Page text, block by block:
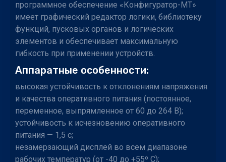
программное обеспечение «Конфигуратор-МТ»
имеет графический редактор логики, библиотеку
функций, пусковых органов и логических
элементов и обеспечивает максимальную
гибкость при применении устройств.
Аппаратные особенности:
высокая устойчивость к отклонениям напряжения
и качества оперативного питания (постоянное,
переменное, выпрямленное от 60 до 264 В);
устойчивость к исчезновению оперативного
питания — 1,5 с;
незамерзающий дисплей во всем диапазоне
рабочих температур (от -40 до +55º С);